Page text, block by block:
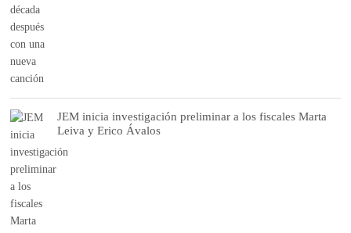
JEM inicia investigación preliminar a los fiscales Marta
Leiva y Erico Ávalos